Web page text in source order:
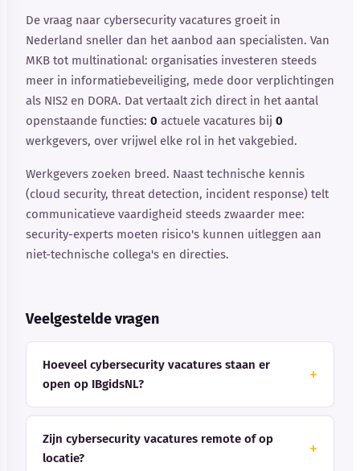
De vraag naar cybersecurity vacatures groeit in
Nederland sneller dan het aanbod aan specialisten. Van
MKB tot multinational: organisaties investeren steeds
meer in informatiebeveiliging, mede door verplichtingen
als NIS2 en DORA. Dat vertaalt zich direct in het aantal
openstaande functies: 0 actuele vacatures bij 0
werkgevers, over vrijwel elke rol in het vakgebied.
Werkgevers zoeken breed. Naast technische kennis
(cloud security, threat detection, incident response) telt
communicatieve vaardigheid steeds zwaarder mee:
security-experts moeten risico's kunnen uitleggen aan
niet-technische collega's en directies.
Veelgestelde vragen
Hoeveel cybersecurity vacatures staan er
open op IBgidsNL?
Zijn cybersecurity vacatures remote of op
locatie?